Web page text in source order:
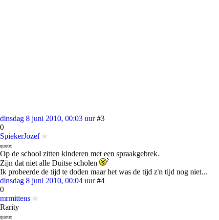
dinsdag 8 juni 2010, 00:03 uur #3
0
SpiekerJozef
quote:
Op de school zitten kinderen met een spraakgebrek.
Zijn dat niet alle Duitse scholen
Ik probeerde de tijd te doden maar het was de tijd z'n tijd nog niet...
dinsdag 8 juni 2010, 00:04 uur #4
0
mrmittens
Rarity
quote: